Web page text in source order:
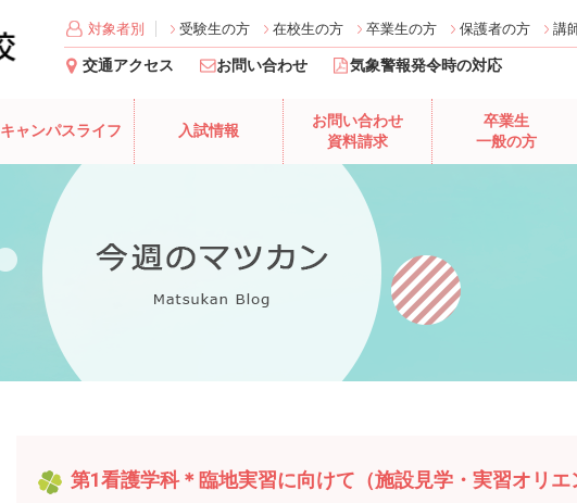
対象者別 受験生の方 在校生の方 卒業生の方 保護者の方 講
交通アクセス お問い合わせ 気象警報発令時の対応
キャンパスライフ 入試情報
お問い合わせ
資料請求
卒業生
一般の方
第1看護学科＊臨地実習に向けて（施設見学・実習オリエ